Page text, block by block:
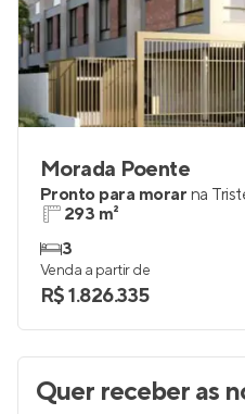
Morada Poente
Pronto para morar na
293 m²
3
Venda a partir de
R$ 1.826.335
Quer receber as